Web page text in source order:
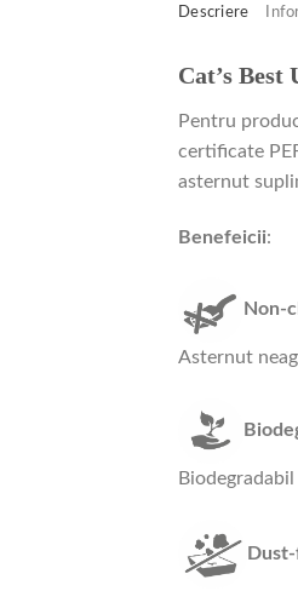
Descriere
Cat’s Best
Pentru
certificate
asternut
Benefeicii:
Non-
Asternut